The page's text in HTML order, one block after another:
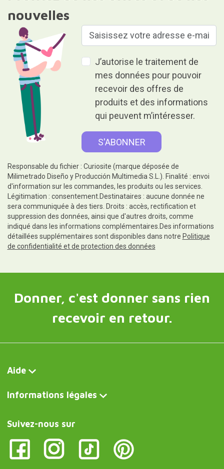
nouvelles
J’autorise le traitement de
mes données pour pouvoir
recevoir des offres de
produits et des informations
qui peuvent m’intéresser.
Responsable du fichier : Curiosite (marque déposée de
Milimetrado Diseño y Producción Multimedia S.L.). Finalité : envoi
d'information sur les commandes, les produits ou les services.
Légitimation : consentement.Destinataires : aucune donnée ne
sera communiquée à des tiers. Droits : accès, rectification et
suppression des données, ainsi que d'autres droits, comme
indiqué dans les informations complémentaires.Des informations
détaillées supplémentaires sont disponibles dans notre Politique
de confidentialité et de protection des données
Donner, c'est donner sans rien
recevoir en retour.
Aide
Informations légales
Suivez-nous sur